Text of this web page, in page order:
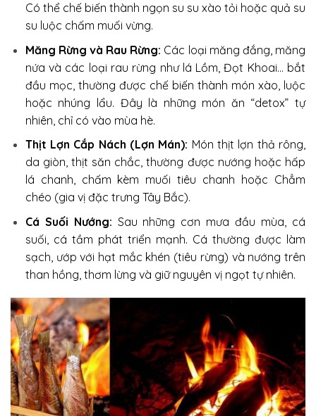
Có thể chế biến thành ngọn su su xào tỏi hoặc quả su
su luộc chấm muối vừng.
Măng Rừng và Rau Rừng: Các loại măng đắng, măng
nứa và các loại rau rừng như lá Lồm, Đọt Khoai… bắt
đầu mọc, thường được chế biến thành món xào, luộc
hoặc nhúng lẩu. Đây là những món ăn “detox” tự
nhiên, chỉ có vào mùa hè.
Thịt Lợn Cắp Nách (Lợn Mán): Món thịt lợn thả rông,
da giòn, thịt săn chắc, thường được nướng hoặc hấp
lá chanh, chấm kèm muối tiêu chanh hoặc Chẳm
chéo (gia vị đặc trưng Tây Bắc).
Cá Suối Nướng: Sau những cơn mưa đầu mùa, cá
suối, cá tầm phát triển mạnh. Cá thường được làm
sạch, ướp với hạt mắc khén (tiêu rừng) và nướng trên
than hồng, thơm lừng và giữ nguyên vị ngọt tự nhiên.